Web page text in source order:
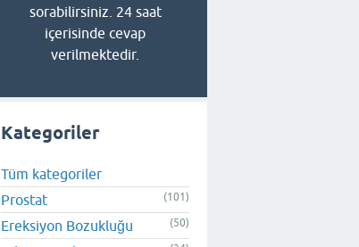
sorabilirsiniz. 24 saat
içerisinde cevap
verilmektedir.
Kategoriler
Tüm kategoriler
Prostat
(101)
Ereksiyon Bozukluğu (50)